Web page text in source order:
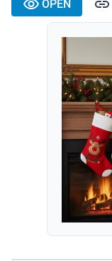
OPEN